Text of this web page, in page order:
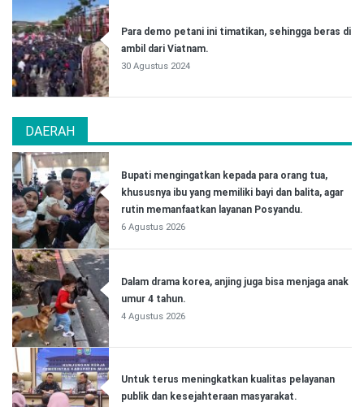
Para demo petani ini timatikan, sehingga beras di
ambil dari Viatnam.
30 Agustus 2024
DAERAH
Bupati mengingatkan kepada para orang tua,
khususnya ibu yang memiliki bayi dan balita, agar
rutin memanfaatkan layanan Posyandu.
6 Agustus 2026
Dalam drama korea, anjing juga bisa menjaga anak
umur 4 tahun.
4 Agustus 2026
Untuk terus meningkatkan kualitas pelayanan
publik dan kesejahteraan masyarakat.